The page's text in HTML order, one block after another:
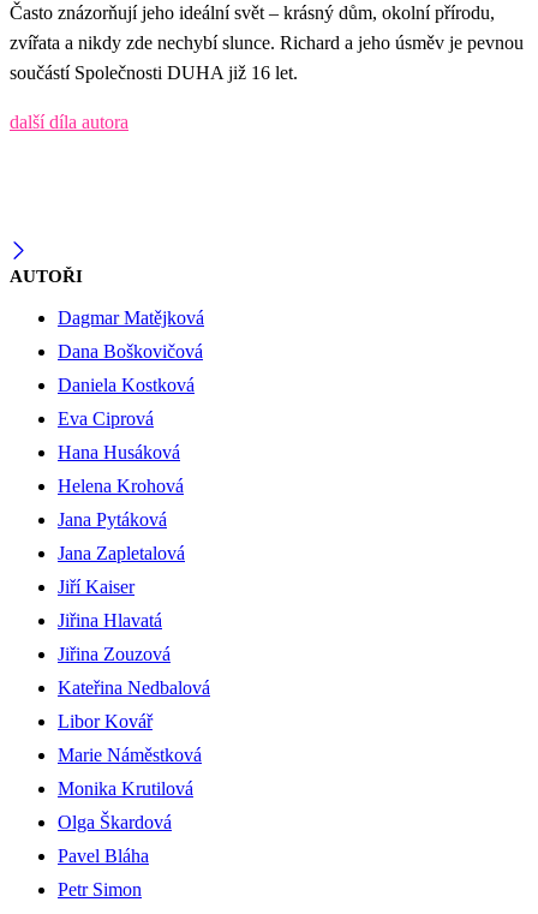
Často znázorňují jeho ideální svět – krásný dům, okolní přírodu,
zvířata a nikdy zde nechybí slunce. Richard a jeho úsměv je pevnou
součástí Společnosti DUHA již 16 let.
další díla autora
AUTOŘI
Dagmar Matějková
Dana Boškovičová
Daniela Kostková
Eva Ciprová
Hana Husáková
Helena Krohová
Jana Pytáková
Jana Zapletalová
Jiří Kaiser
Jiřina Hlavatá
Jiřina Zouzová
Kateřina Nedbalová
Libor Kovář
Marie Náměstková
Monika Krutilová
Olga Škardová
Pavel Bláha
Petr Simon